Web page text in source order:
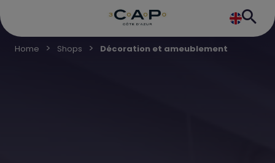
Home Shops Décoration et ameublement